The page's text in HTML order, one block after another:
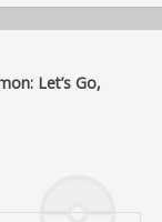
Let’s Go,